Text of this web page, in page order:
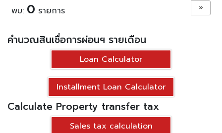
พบ: 0 รายการ »
คำนวณสินเชื่อการผ่อนฯ รายเดือน
Loan Calculator
Installment Loan Calculator
Calculate Property transfer tax
Sales tax calculation